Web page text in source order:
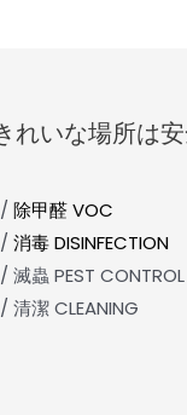
れいな場所は
除甲醛 VOC
消毒 DISINFECTION
滅蟲 PEST CONTROL
清潔 CLEANING